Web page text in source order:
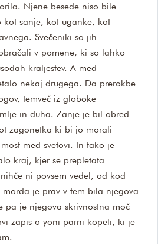
Njene besede niso bile
sanje, kot uganke, kot
Svečeniki so jih
v pomene, ki so lahko
kraljestev. A med
nekaj drugega. Da prerokbe
temveč iz globoke
in duha. Zanje je bil obred
zagonetka ki bi jo morali
med svetovi. In tako je
kraj, kjer se prepletata
ni povsem vedel, od kod
je prav v tem bila njegova
pa je njegova skrivnostna moč
zapis o yoni parni kopeli, ki je